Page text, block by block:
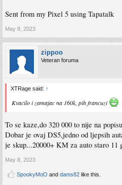
Sent from my Pixel 5 using Tapatalk
May 8, 2023
zippoo
Veteran foruma
XTRage said: ↑
Kvacilo i zamajac na 160k, pih francuzi
To se kaze,do 320 000 to nije na
Dobar je ovaj DS5,jedno od ljepsih
je skup...20000+ KM za auto staro 11
May 8, 2023
SpookyMoO and dams82 like this.